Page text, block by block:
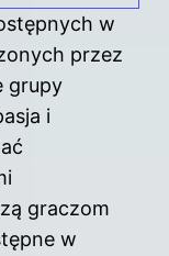
w
przez
grupy
i
graczom
w